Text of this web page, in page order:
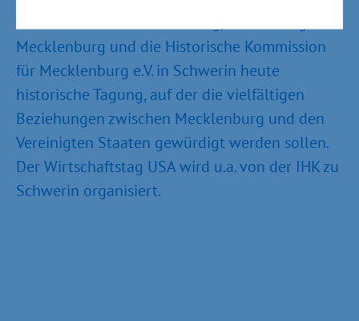
Mecklenburg und die Historische Kommission
für Mecklenburg e.V. in Schwerin heute
historische Tagung, auf der die vielfältigen
Beziehungen zwischen Mecklenburg und den
Vereinigten Staaten gewürdigt werden sollen.
Der Wirtschaftstag USA wird u.a. von der IHK zu
Schwerin organisiert.